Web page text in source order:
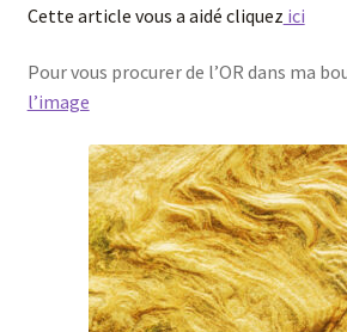
Cette article vous a aidé cliquez ici
Pour vous procurer de l’OR dans ma
l’image